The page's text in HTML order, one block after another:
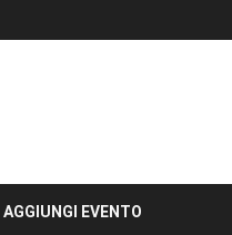
AGGIUNGI EVENTO